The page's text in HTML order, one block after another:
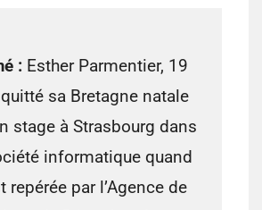
: Esther Parmentier, 19
sa Bretagne natale
stage à Strasbourg dans
informatique quand
repérée par l’Agence de